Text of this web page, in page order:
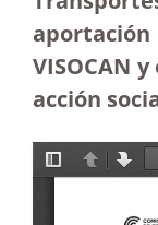
VISOCAN
acción